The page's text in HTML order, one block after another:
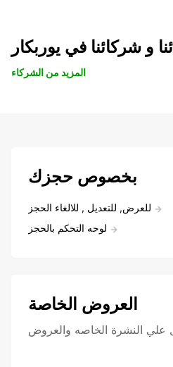
و شركائنا في يوربكار
المزيد من الشركاء
بخصوص حجزك
للعرض, للتعديل , للالغاء الحجز
لوحه التحكم بالحجز
العروض الخاصة
علي النشرة الخاصه والعروض